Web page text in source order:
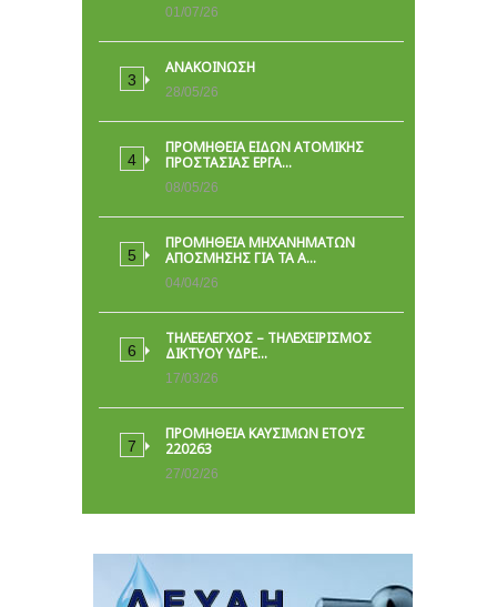
01/07/26
ΑΝΑΚΟΙΝΩΣΗ
28/05/26
ΠΡΟΜΉΘΕΙΑ ΕΙΔΏΝ ΑΤΟΜΙΚΉΣ
ΠΡΟΣΤΑΣΊΑΣ ΕΡΓΑ…
08/05/26
ΠΡΟΜΗΘΕΙΑ ΜΗΧΑΝΗΜΑΤΩΝ
ΑΠΟΣΜΗΣΗΣ ΓΙΑ ΤΑ Α…
04/04/26
ΤΗΛΕΕΛΕΓΧΟΣ – ΤΗΛΕΧΕΙΡΙΣΜΟΣ
ΔΙΚΤΥΟΥ ΥΔΡΕ…
17/03/26
ΠΡΟΜΗΘΕΙΑ ΚΑΥΣΙΜΩΝ ΕΤΟΥΣ
220263
27/02/26